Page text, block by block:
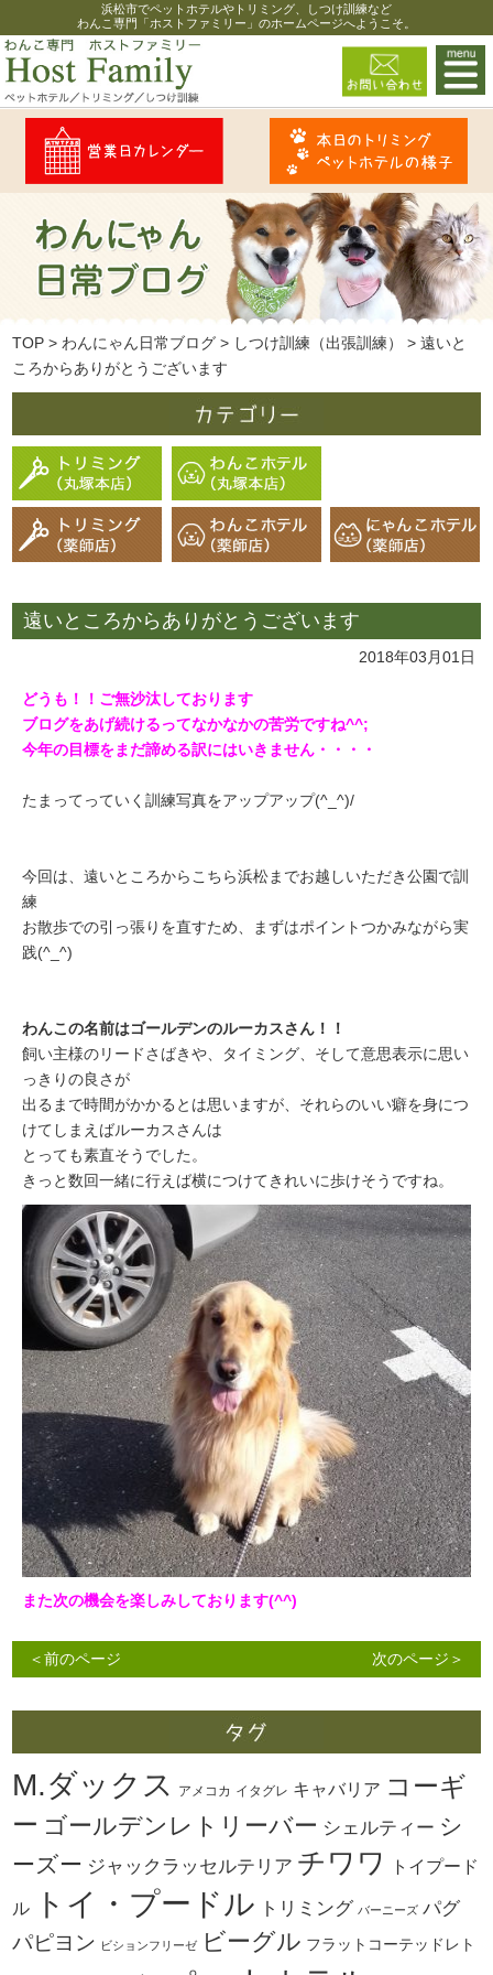
浜松市でペットホテルやトリミング、しつけ訓練など
わんこ専門「ホストファミリー」のホームページへようこそ。
TOP > わんにゃん日常ブログ > しつけ訓練（出張訓練） >遠いと
ころからありがとうございます
遠いところからありがとうございます
2018年03月01日
どうも！！ご無沙汰しております
ブログをあげ続けるってなかなかの苦労ですね^^;
今年の目標をまだ諦める訳にはいきません・・・・
たまってっていく訓練写真をアップアップ(^_^)/
今回は、遠いところからこちら浜松までお越しいただき公園で訓
練
お散歩での引っ張りを直すため、まずはポイントつかみながら実
践(^_^)
わんこの名前はゴールデンのルーカスさん！！
飼い主様のリードさばきや、タイミング、そして意思表示に思い
っきりの良さが
出るまで時間がかかるとは思いますが、それらのいい癖を身につ
けてしまえばルーカスさんは
とっても素直そうでした。
きっと数回一緒に行えば横につけてきれいに歩けそうですね。
また次の機会を楽しみしております(^^)
＜前のページ 次のページ＞
M.ダックス アメコカ イタグレ キャバリア コーギ
ー ゴールデンレトリーバー シェルティー シ
ーズー ジャックラッセルテリア チワワ トイプード
ル トイ・プードル トリミング バーニーズ パグ
パピヨン ビションフリーゼ ビーグル フラットコーテッドレト